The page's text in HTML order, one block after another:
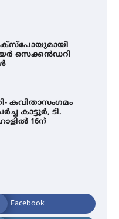
സെക്കൻഡറി
കവിതാസംഗമം
കാട്ടൂർ, ടി.
16ന്
Facebook